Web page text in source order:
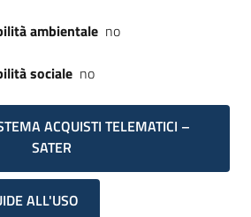
ambientale no
sociale no
ACQUISTI TELEMATICI –
SATER
ALL'USO